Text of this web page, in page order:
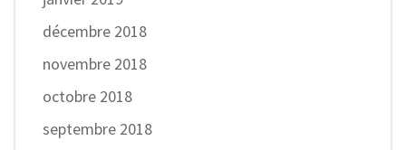
décembre 2018
novembre 2018
octobre 2018
septembre 2018